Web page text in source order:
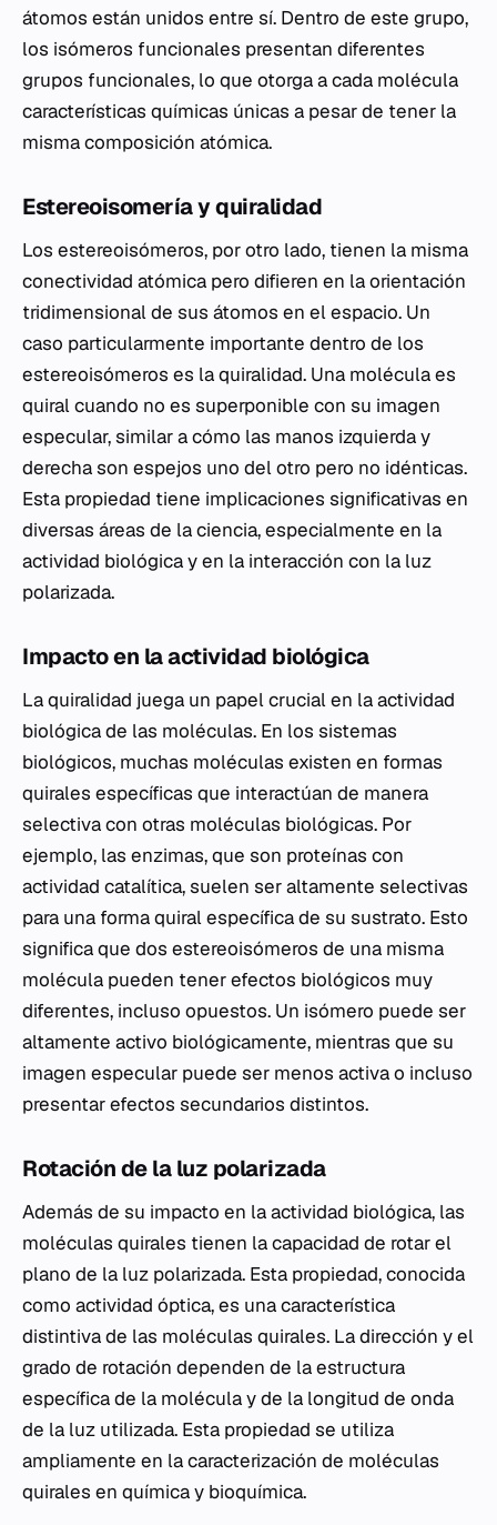
átomos están unidos entre sí. Dentro de este grupo,
los isómeros funcionales presentan diferentes
grupos funcionales, lo que otorga a cada molécula
características químicas únicas a pesar de tener la
misma composición atómica.
Estereoisomería y quiralidad
Los estereoisómeros, por otro lado, tienen la misma
conectividad atómica pero difieren en la orientación
tridimensional de sus átomos en el espacio. Un
caso particularmente importante dentro de los
estereoisómeros es la quiralidad. Una molécula es
quiral cuando no es superponible con su imagen
especular, similar a cómo las manos izquierda y
derecha son espejos uno del otro pero no idénticas.
Esta propiedad tiene implicaciones significativas en
diversas áreas de la ciencia, especialmente en la
actividad biológica y en la interacción con la luz
polarizada.
Impacto en la actividad biológica
La quiralidad juega un papel crucial en la actividad
biológica de las moléculas. En los sistemas
biológicos, muchas moléculas existen en formas
quirales específicas que interactúan de manera
selectiva con otras moléculas biológicas. Por
ejemplo, las enzimas, que son proteínas con
actividad catalítica, suelen ser altamente selectivas
para una forma quiral específica de su sustrato. Esto
significa que dos estereoisómeros de una misma
molécula pueden tener efectos biológicos muy
diferentes, incluso opuestos. Un isómero puede ser
altamente activo biológicamente, mientras que su
imagen especular puede ser menos activa o incluso
presentar efectos secundarios distintos.
Rotación de la luz polarizada
Además de su impacto en la actividad biológica, las
moléculas quirales tienen la capacidad de rotar el
plano de la luz polarizada. Esta propiedad, conocida
como actividad óptica, es una característica
distintiva de las moléculas quirales. La dirección y el
grado de rotación dependen de la estructura
específica de la molécula y de la longitud de onda
de la luz utilizada. Esta propiedad se utiliza
ampliamente en la caracterización de moléculas
quirales en química y bioquímica.